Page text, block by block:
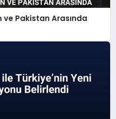
Pakistan Arasında